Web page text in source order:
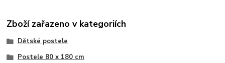
Zboží zařazeno v kategoriích
Dětské postele
Postele 80 x 180 cm